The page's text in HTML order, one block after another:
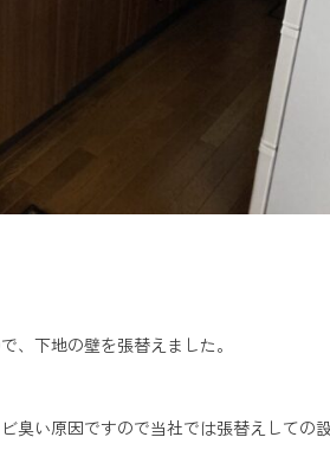
、下地の壁を張替えました。
臭い原因ですので当社では張替えしての設